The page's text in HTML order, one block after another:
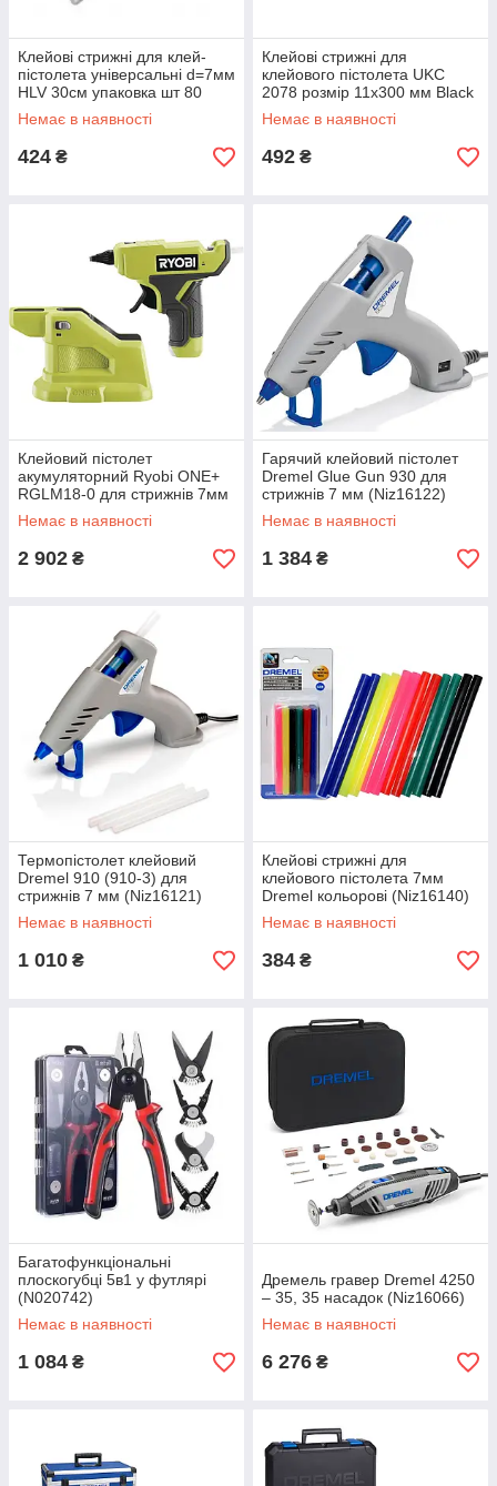
Клейові стрижні для клей-
пістолета універсальні d=7мм
HLV 30см упаковка шт 80
(N007217)
Немає в наявності
424 ₴
Клейові стрижні для
клейового пістолета UKC
2078 розмір 11х300 мм Black
(N020744)
Немає в наявності
492 ₴
Клейовий пістолет
акумуляторний Ryobi ONE+
RGLM18-0 для стрижнів 7мм
(Niz16123)
Немає в наявності
2 902 ₴
Гарячий клейовий пістолет
Dremel Glue Gun 930 для
стрижнів 7 мм (Niz16122)
Немає в наявності
1 384 ₴
Термопістолет клейовий
Dremel 910 (910-3) для
стрижнів 7 мм (Niz16121)
Немає в наявності
1 010 ₴
Клейові стрижні для
клейового пістолета 7мм
Dremel кольорові (Niz16140)
Немає в наявності
384 ₴
Багатофункціональні
плоскогубці 5в1 у футлярі
(N020742)
Немає в наявності
1 084 ₴
Дремель гравер Dremel 4250
– 35, 35 насадок (Niz16066)
Немає в наявності
6 276 ₴